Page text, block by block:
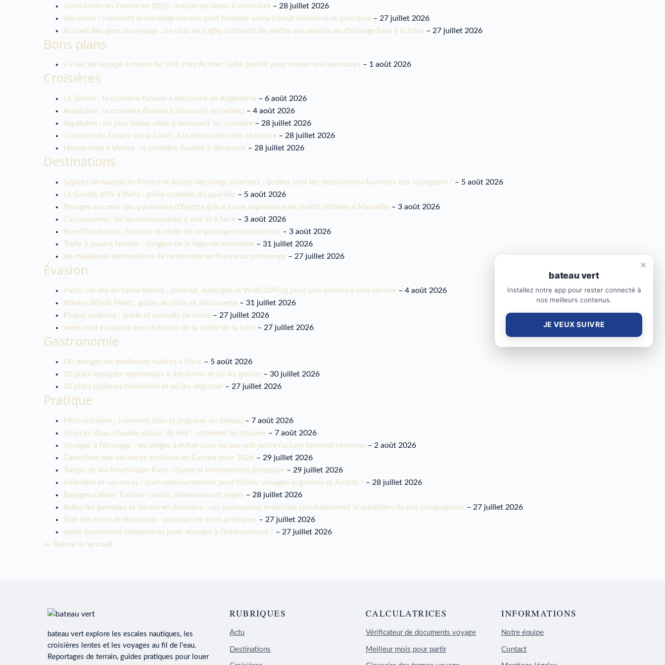
Jours fériés en France en 2026 : toutes les dates à connaître – 28 juillet 2026
Vacances : comment le décalage horaire peut troubler votre transit intestinal et pourquoi – 27 juillet 2026
Accueil des gens du voyage : un club de rugby contraint de mettre ses salariés au chômage face à la crise – 27 juillet 2026
Bons plans
Ce sac de voyage à moins de 10 € chez Action, l’allié parfait pour toutes vos aventures – 1 août 2026
Croisières
La Tamise : la croisière fluviale à découvrir en Angleterre – 6 août 2026
Aquitaine : la croisière fluviale à découvrir en bateau – 4 août 2026
Aquitaine : les plus belles villes à découvrir en croisière – 28 juillet 2026
Croisière de 3 jours sur la Loire : à la découverte des châteaux – 28 juillet 2026
House-boat à Venise : la croisière fluviale à découvrir – 28 juillet 2026
Destinations
Séjours en hausse en France et baisse des longs courriers : quelles sont les destinations favorites des voyageurs ? – 5 août 2026
La Goutte d’Or à Paris : guide complet du quartier – 5 août 2026
Plongez au cœur des pyramides d’Égypte grâce à une expérience de réalité virtuelle à Marseille – 3 août 2026
Carcassonne : les incontournables à voir et à faire – 3 août 2026
Rue d’Orchampt : histoire et visite de ce passage montmartrois – 3 août 2026
Trèfle à quatre feuilles : l’origine de la légende irlandaise – 31 juillet 2026
les meilleures destinations de randonnée en france au printemps – 27 juillet 2026
Évasion
Partir cet été en toute liberté : Interrail, auberges et WWOOFing pour une aventure solo réussie – 4 août 2026
Where Winds Meet : guide de visite et découverte – 31 juillet 2026
Plages nudistes : guide et conseils de visite – 27 juillet 2026
week-end escapade aux châteaux de la vallée de la loire – 27 juillet 2026
Gastronomie
Où manger les meilleures huîtres à Paris – 5 août 2026
10 plats typiques néerlandais à découvrir et où les goûter – 30 juillet 2026
10 plats typiques hollandais et où les déguster – 27 juillet 2026
Pratique
Mini-croisière : comment bien la préparer en bateau – 7 août 2026
Sources d’eau chaude autour de moi : comment les trouver – 7 août 2026
Voyager à l’étranger : les pièges à éviter pour ne pas voir votre facture internet s’envoler – 2 août 2026
Calendrier des vacances scolaires en Europe pour 2026 – 29 juillet 2026
Temps de vol Martinique-Paris : durée et informations pratiques – 29 juillet 2026
Incendies et vacances : quel remboursement pour hôtels, voyages organisés et Airbnb ? – 28 juillet 2026
Bagages cabine Tunisair : poids, dimensions et règles – 28 juillet 2026
Adieu les gamelles et laisses en désordre : ces accessoires essentiels révolutionnent le quotidien de nos compagnons – 27 juillet 2026
Trail des Forts de Besançon : parcours et infos pratiques – 27 juillet 2026
quels documents obligatoires pour voyager à l’international ? – 27 juillet 2026
← Retour à l'accueil
bateau vert explore les escales nautiques, les
croisières lentes et les voyages au fil de l'eau.
Reportages de terrain, guides pratiques pour louer
RUBRIQUES
Actu
Destinations
CALCULATRICES
Vérificateur de documents voyage
Meilleur mois pour partir
INFORMATIONS
Notre équipe
Contact
×
bateau vert
Installez notre app pour rester connecté à
nos meilleurs contenus.
JE VEUX SUIVRE